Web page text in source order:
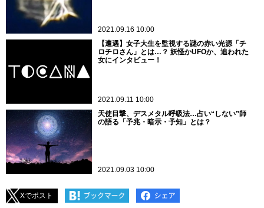
2021.09.16 10:00
【遭遇】女子大生を監視する謎の赤い光源「チ
ロチロさん」とは…？ 妖怪かUFOか、追われた
女にインタビュー！
2021.09.11 10:00
天使目撃、デスメタル呼吸法…占い“しない”師
の語る「予兆・暗示・予知」とは？
2021.09.03 10:00
Xでポスト